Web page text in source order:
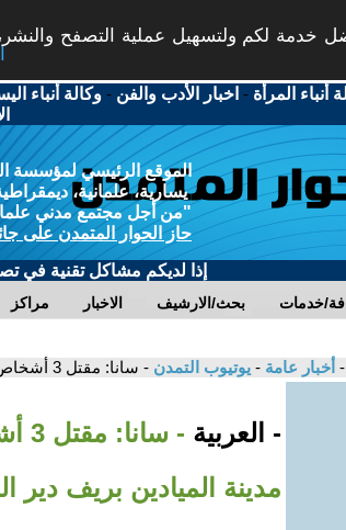
خدمة لكم ولتسهيل عملية التصفح
أنباء المرأة - اخبار الأدب والفن -وكالة أنباء
الموقع الرئيسي لمؤسسة
يسارية، علمانية،
"من أجل مجتمع مدني
حاز الحوار المتمدن على
إذا لديكم مشاكل تقنية في
مراكز الاخبار بحث/الارشيف خدمات
- أخبار عامة - يوتيوب التمدن - سانا: مقتل 3 أشخاص على الأقل في انفجار بمركز شرطة في مدينة الميادين بريف دير الزور شرقي سوريا
- العربية
-
مدينة الميادين بريف